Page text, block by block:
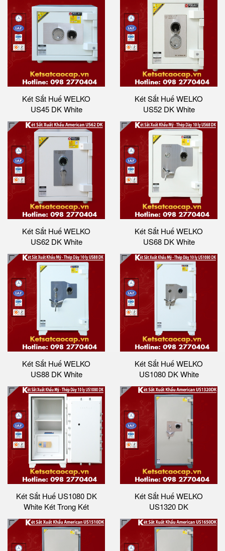
Két Sắt Huế WELKO
US45 DK White
Két Sắt Huế WELKO
US52 DK White
Két Sắt Huế WELKO
US62 DK White
Két Sắt Huế WELKO
US68 DK White
Két Sắt Huế WELKO
US88 DK White
Két Sắt Huế WELKO
US1080 DK White
Két Sắt Huế US1080 DK
White Két Trong Két
Két Sắt Huế WELKO
US1320 DK